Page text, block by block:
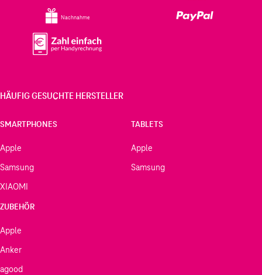
Nachnahme
HÄUFIG GESUCHTE HERSTELLER
SMARTPHONES
Apple
Samsung
XIAOMI
TABLETS
Apple
Samsung
ZUBEHÖR
Apple
Anker
agood